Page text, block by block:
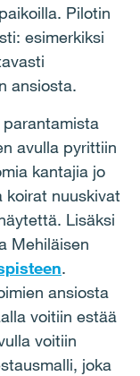
Pilotin
esimerkiksi
ansiosta.
avulla pyrittiin
kantajia jo
koirat nuuskivat
Lisäksi
Mehiläisen
.
ansiosta
voitiin estää
voitiin
joka